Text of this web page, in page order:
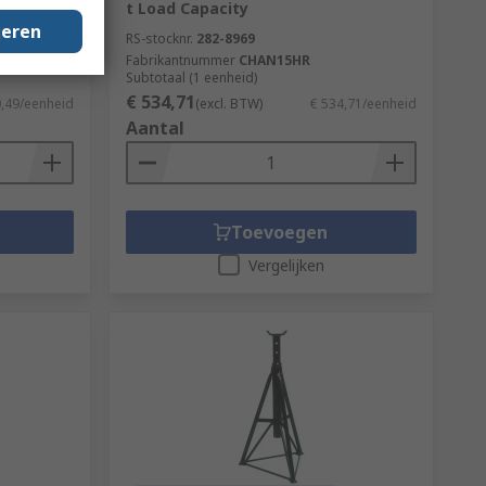
eenheid
t Load Capacity
RS-stocknr. 282-8969
Fabrikantnummer CHAN15HR
Subtotaal (1 eenheid)
€ 534,71(excl. BTW) € 534,71/eenheid
Aantal
Toevoegen
Vergelijken